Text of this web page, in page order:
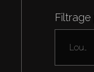
Filtrage